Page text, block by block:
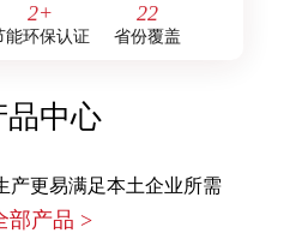
2+
能环保认证
22
省份覆盖
品中心
产更易满足本土企业所需
部产品 >